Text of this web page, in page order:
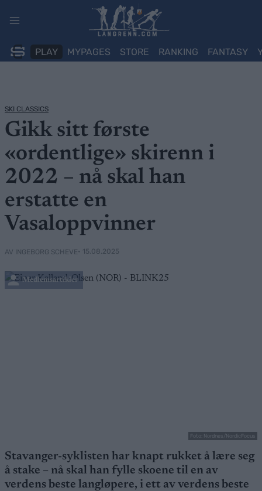
PLAY MYPAGES STORE RANKING FANTASY
SKI CLASSICS
Gikk sitt første
«ordentlige» skirenn i
2022 – nå skal han
erstatte en
Vasaloppvinner
AV INGEBORG SCHEVE• 15.08.2025
Medlemsartikler
Foto: Nordnes/NordicFocus
Stavanger-syklisten har knapt rukket å lære seg
å stake – nå skal han fylle skoene til en av
verdens beste langløpere, i ett av verdens beste